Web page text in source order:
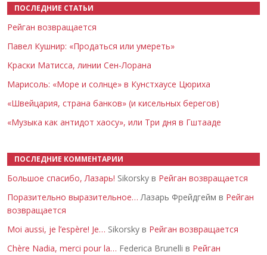
ПОСЛЕДНИЕ СТАТЬИ
Рейган возвращается
Павел Кушнир: «Продаться или умереть»
Краски Матисса, линии Сен-Лорана
Марисоль: «Море и солнце» в Кунстхаусе Цюриха
«Швейцария, страна банков» (и кисельных берегов)
«Музыка как антидот хаосу», или Три дня в Гштааде
ПОСЛЕДНИЕ КОММЕНТАРИИ
Большое спасибо, Лазарь! Sikorsky в Рейган возвращается
Поразительно выразительное… Лазарь Фрейдгейм в Рейган
возвращается
Moi aussi, je l’espère! Je… Sikorsky в Рейган возвращается
Chère Nadia, merci pour la… Federica Brunelli в Рейган